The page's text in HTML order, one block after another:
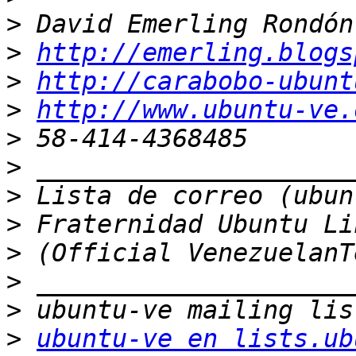
>
> http://
> http://carabobo-
> http://www.ubuntu-
>
>
>
>
>
>
>
>
ubuntu-ve en